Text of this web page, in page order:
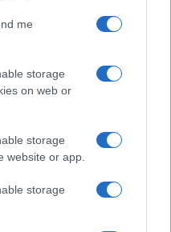
me
storage
on web or
storage
website or app.
storage